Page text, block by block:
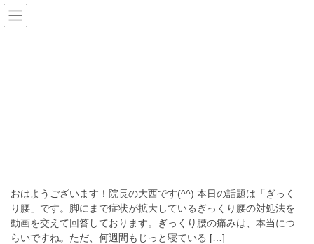
コ
ン
ナ
ビ
おはようございます！院長の大西です(^^) 本日の話題は「ぎっく
り腰」です。脚にまで症状が拡大しているぎっくり腰の対処法を
動画を交えて回答しております。ぎっくり腰の痛みは、本当につ
らいですね。ただ、何週間もじっと寝ている […]